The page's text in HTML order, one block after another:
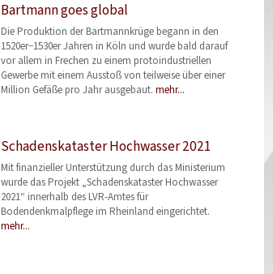
Bartmann goes global
Die Produktion der Bartmannkrüge begann in den
1520er−1530er Jahren in Köln und wurde bald darauf
vor allem in Frechen zu einem protoindustriellen
Gewerbe mit einem Ausstoß von teilweise über einer
Million Gefäße pro Jahr ausgebaut. mehr...
Schadenskataster Hochwasser 2021
Mit finanzieller Unterstützung durch das Ministerium
wurde das Projekt „Schadenskataster Hochwasser
2021“ innerhalb des LVR-Amtes für
Bodendenkmalpflege im Rheinland eingerichtet.
mehr...